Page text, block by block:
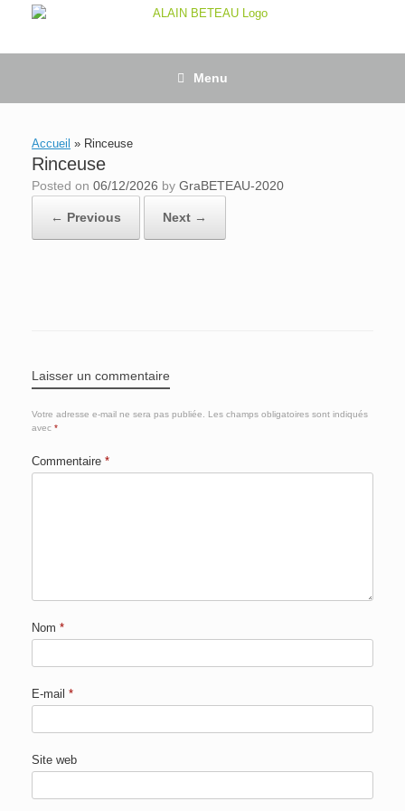
Menu
Accueil » Rinceuse
Rinceuse
Posted on 06/12/2026 by GraBETEAU-2020
← Previous Next →
Laisser un commentaire
Votre adresse e-mail ne sera pas publiée.
Les champs obligatoires sont indiqués
avec *
Commentaire *
Nom *
E-mail *
Site web